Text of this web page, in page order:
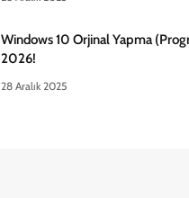
Windows 10 Orjinal Yapma
2026!
28 Aralık 2025